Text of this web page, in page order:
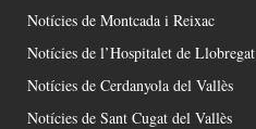
Notícies de Montcada i Reixac
Notícies de l’Hospitalet de Llobregat
Notícies de Cerdanyola del Vallès
Notícies de Sant Cugat del Vallès